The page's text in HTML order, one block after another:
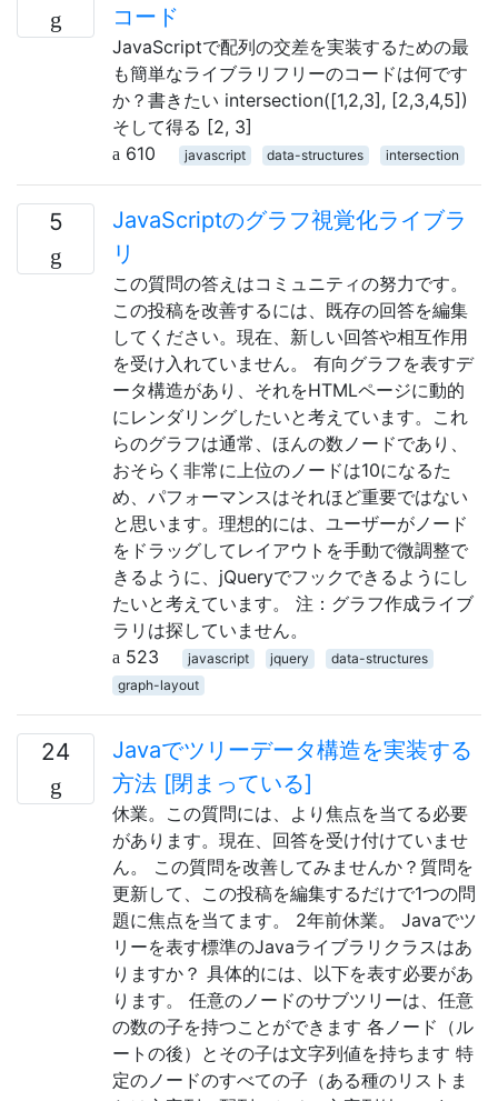
コード
JavaScriptで配列の交差を実装するための最
も簡単なライブラリフリーのコードは何です
か？書きたい intersection([1,2,3], [2,3,4,5])
そして得る [2, 3]
610
javascript data-structures intersection
5
JavaScriptのグラフ視覚化ライブラ
リ
この質問の答えはコミュニティの努力です。
この投稿を改善するには、既存の回答を編集
してください。現在、新しい回答や相互作用
を受け入れていません。 有向グラフを表すデ
ータ構造があり、それをHTMLページに動的
にレンダリングしたいと考えています。これ
らのグラフは通常、ほんの数ノードであり、
おそらく非常に上位のノードは10になるた
め、パフォーマンスはそれほど重要ではない
と思います。理想的には、ユーザーがノード
をドラッグしてレイアウトを手動で微調整で
きるように、jQueryでフックできるようにし
たいと考えています。 注：グラフ作成ライブ
ラリは探していません。
523
javascript jquery
data-structures
graph-layout
24
Javaでツリーデータ構造を実装する
方法 [閉まっている]
休業。この質問には、より焦点を当てる必要
があります。現在、回答を受け付けていませ
ん。 この質問を改善してみませんか？質問を
更新して、この投稿を編集するだけで1つの問
題に焦点を当てます。 2年前休業。 Javaでツ
リーを表す標準のJavaライブラリクラスはあ
りますか？ 具体的には、以下を表す必要があ
ります。 任意のノードのサブツリーは、任意
の数の子を持つことができます 各ノード（ル
ートの後）とその子は文字列値を持ちます 特
定のノードのすべての子（ある種のリストま